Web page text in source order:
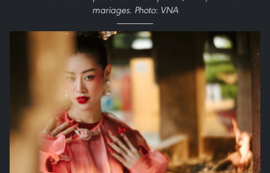
mariages. Photo: VNA